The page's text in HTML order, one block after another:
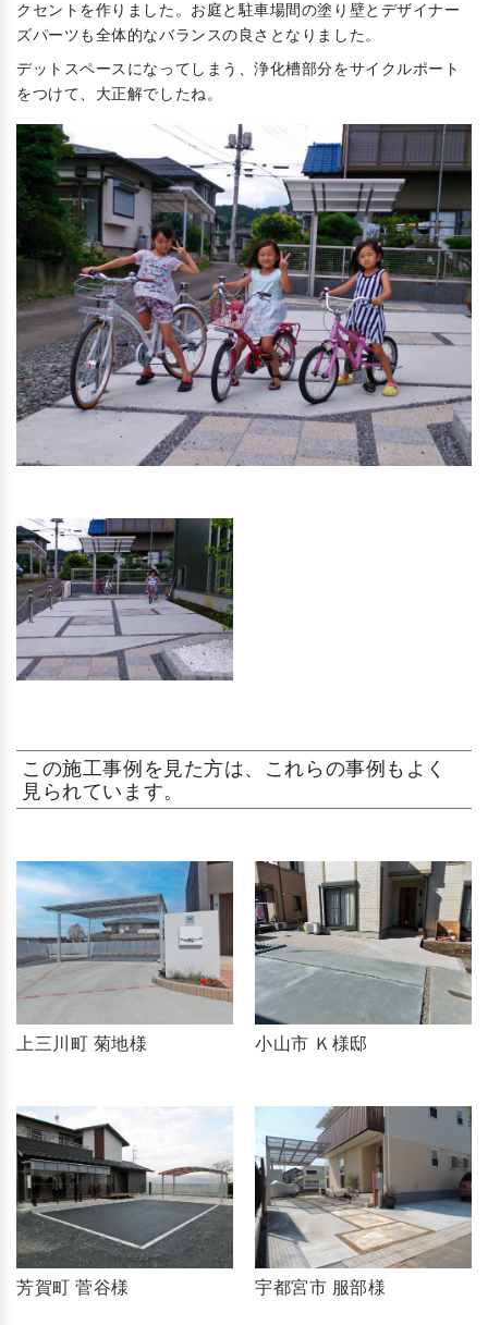
クセントを作りました。お庭と駐車場間の塗り壁とデザイナー
ズパーツも全体的なバランスの良さとなりました。
デットスペースになってしまう、浄化槽部分をサイクルポート
をつけて、大正解でしたね。
この施工事例を見た方は、これらの事例もよく
見られています。
上三川町 菊地様 小山市 Ｋ様邸
芳賀町 菅谷様 宇都宮市 服部様